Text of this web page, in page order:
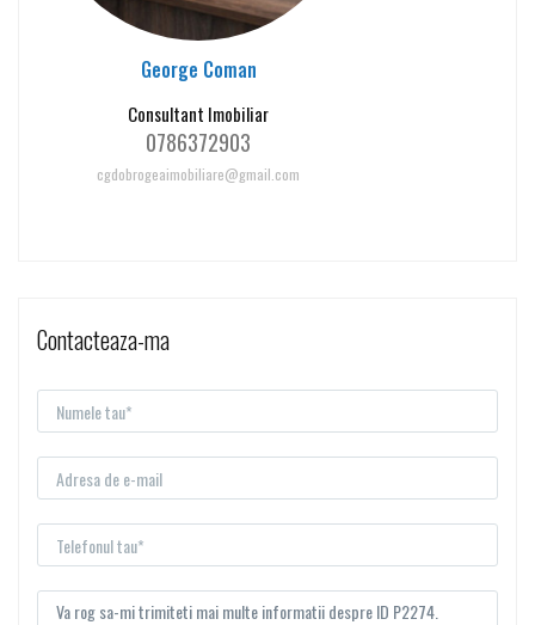
George Coman
Consultant Imobiliar
0786372903
cgdobrogeaimobiliare@gmail.com
Contacteaza-ma